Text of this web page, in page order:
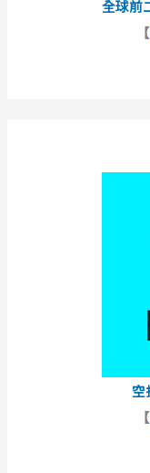
全球前
【
空
【